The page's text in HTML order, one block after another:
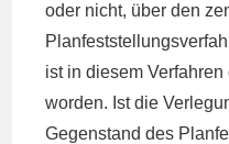
oder nicht, über den
ist in diesem
worden. Ist die
Gegenstand des